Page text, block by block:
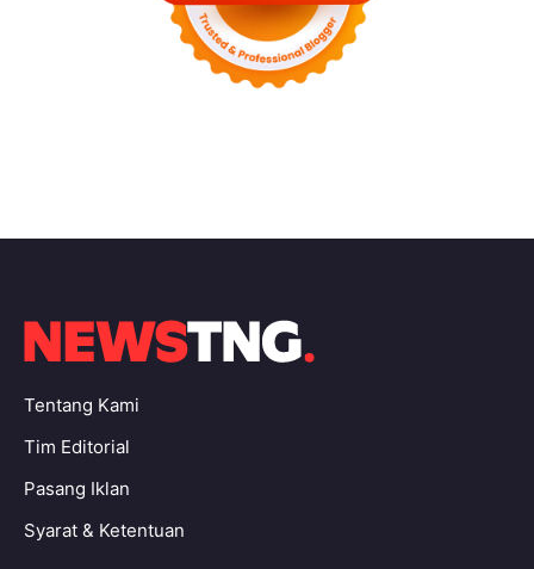
Tentang Kami
Tim Editorial
Pasang Iklan
Syarat & Ketentuan